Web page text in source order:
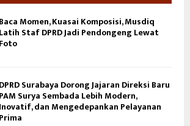
Baca Momen, Kuasai Komposisi, Musdiq
Latih Staf DPRD Jadi Pendongeng Lewat
Foto
DPRD Surabaya Dorong Jajaran Direksi Baru
PAM Surya Sembada Lebih Modern,
Inovatif, dan Mengedepankan Pelayanan
Prima